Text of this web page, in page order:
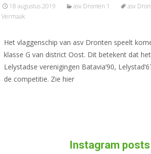
18 augustus 2019 asv Dronten 1 asv
Vermaak
Het vlaggenschip van asv Dronten speelt
klasse G van district Oost. Dit betekent dat
Lelystadse verenigingen Batavia’90,
de competitie. Zie hier
Instagram posts